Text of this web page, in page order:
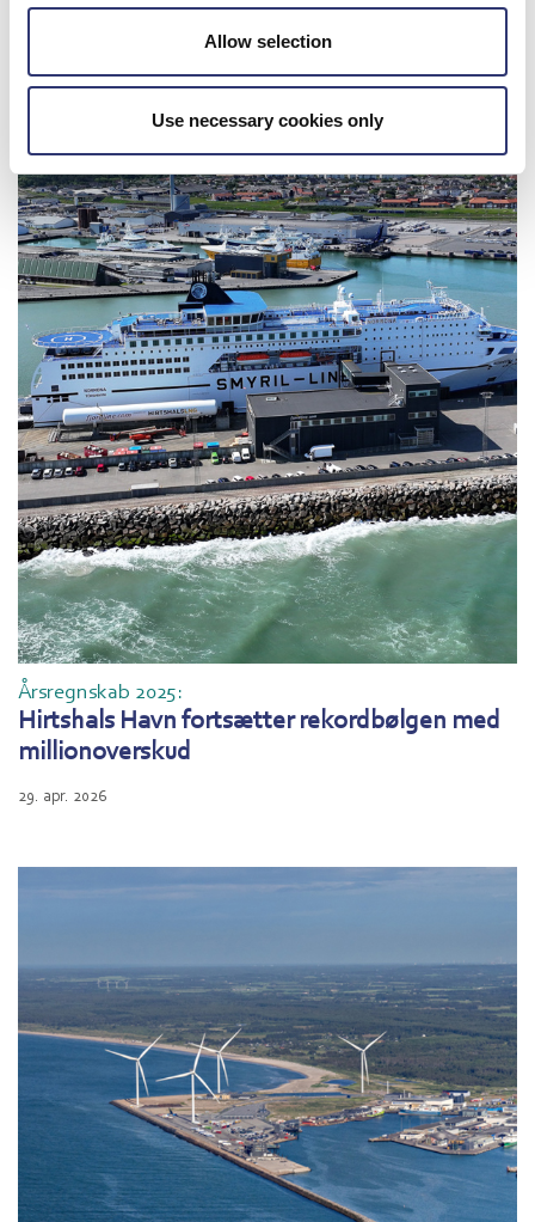
Allow selection
Use necessary cookies only
Årsregnskab 2025:
Hirtshals Havn fortsætter rekordbølgen med
millionoverskud
29. apr. 2026